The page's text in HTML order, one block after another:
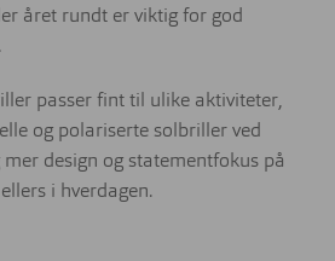
året rundt er viktig for god
passer fint til ulike aktiviteter,
og polariserte solbriller ved
mer design og statementfokus på
i hverdagen.